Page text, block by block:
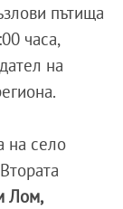
пътища
часа,
на
на село
Лом,